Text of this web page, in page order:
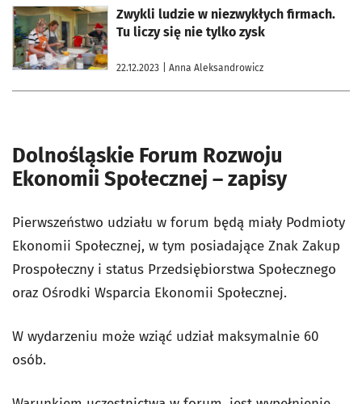
Zwykli ludzie w niezwykłych firmach.
Tu liczy się nie tylko zysk
22.12.2023 | Anna Aleksandrowicz
otworzy się w nowej karcie
Dolnośląskie Forum Rozwoju
Ekonomii Społecznej – zapisy
Pierwszeństwo udziału w forum będą miały Podmioty
Ekonomii Społecznej, w tym posiadające Znak Zakup
Prospołeczny i status Przedsiębiorstwa Społecznego
oraz Ośrodki Wsparcia Ekonomii Społecznej.
W wydarzeniu może wziąć udział maksymalnie 60
osób.